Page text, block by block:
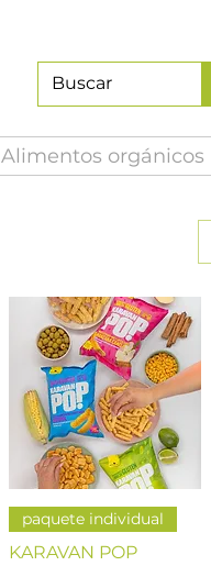
Alimentos orgánicos
Vista rápida
paquete individual
KARAVAN POP